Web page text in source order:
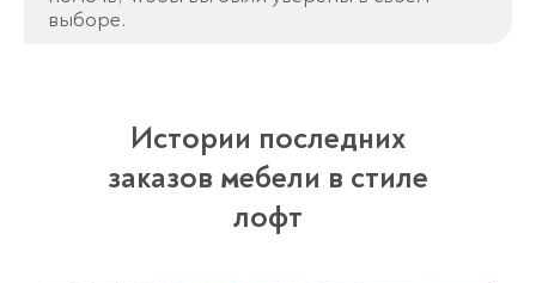
выборе.
Истории последних
заказов мебели в стиле
лофт